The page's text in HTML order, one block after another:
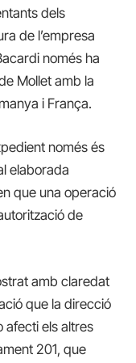
dels
de l’empresa
només ha
Mollet amb la
i França.
només és
elaborada
que una operació
de
amb claredat
que la direcció
afecti els altres
201, que